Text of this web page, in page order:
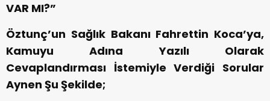
VAR MI?”
Öztunç’un Sağlık Bakanı Fahrettin Koca’ya,
Kamuyu Adına Yazılı Olarak
Cevaplandırması İstemiyle Verdiği Sorular
Aynen Şu Şekilde;